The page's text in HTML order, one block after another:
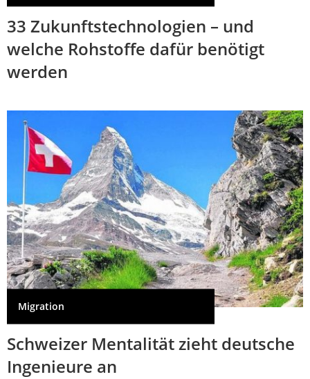
33 Zukunftstechnologien – und
welche Rohstoffe dafür benötigt
werden
Migration
Schweizer Mentalität zieht deutsche
Ingenieure an